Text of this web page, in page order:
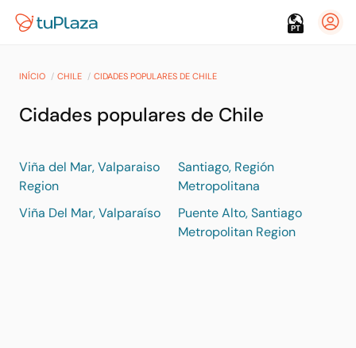
PT
INÍCIO CHILE CIDADES POPULARES DE CHILE
Cidades populares de Chile
Viña del Mar, Valparaiso
Region
Santiago, Región
Metropolitana
Viña Del Mar, Valparaíso
Puente Alto, Santiago
Metropolitan Region